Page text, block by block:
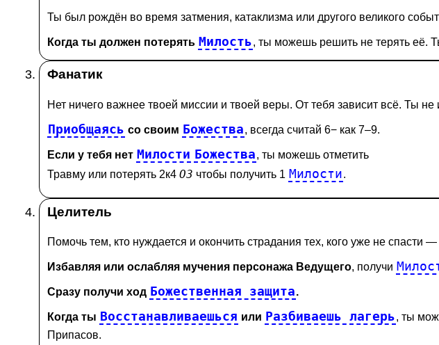
Ты был рождён во время затмения, катаклизма или другого великого
Когда ты должен потерять Милость, ты можешь решить не терять её.
Фанатик
Нет ничего важнее твоей миссии и твоей веры. От тебя зависит всё. Ты
Приобщаясь со своим Божества, всегда считай 6− как 7–9.
Если у тебя нет Милости Божества, ты можешь отметить
Травму или потерять 2к4ОЗ чтобы получить 1 Милости.
Целитель
Помочь тем, кто нуждается и окончить страдания тех, кого уже не спасти —
Избавляя или ослабляя мучения персонажа Ведущего, получи
Сразу получи ход Божественная защита.
Когда ты Восстанавливаешься или Разбиваешь лагерь, ты
Припасов.